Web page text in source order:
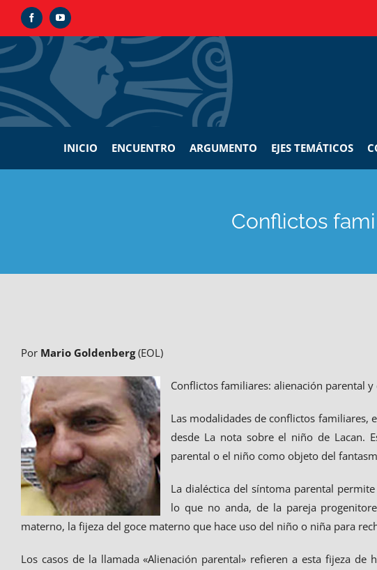
content
FacebookYouTube
INICIO ENCUENTRO ARGUMENTO EJES TEMÁTICOS
Conflictos
Por Mario Goldenberg(EOL)
Conflictos familiares: alienación parental y
Las modalidades de conflictos familiares,
desde La nota sobre el niño de Lacan.
parental o el niño como objeto del
La dialéctica del síntoma parental
lo que no anda, de la pareja
materno, la fijeza del goce materno que hace uso del niño o niña para
Los casos de la llamada «Alienación parental» refieren a esta fijeza